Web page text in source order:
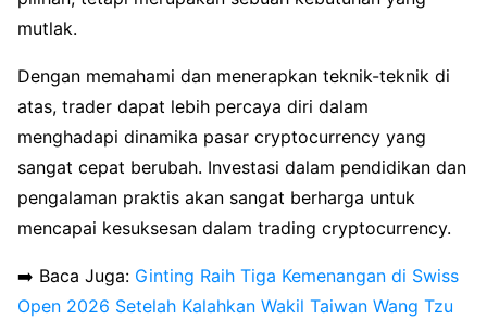
mutlak.
Dengan memahami dan menerapkan teknik-teknik di
atas, trader dapat lebih percaya diri dalam
menghadapi dinamika pasar cryptocurrency yang
sangat cepat berubah. Investasi dalam pendidikan dan
pengalaman praktis akan sangat berharga untuk
mencapai kesuksesan dalam trading cryptocurrency.
➡️ Baca Juga: Ginting Raih Tiga Kemenangan di Swiss
Open 2026 Setelah Kalahkan Wakil Taiwan Wang Tzu